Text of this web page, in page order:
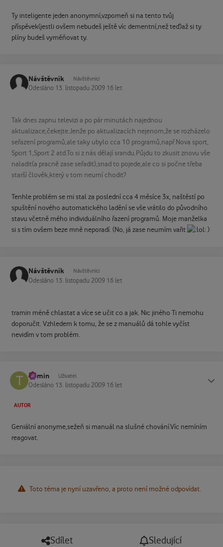
Ty inteligente jeden anonymní,vzpomeň si na tento tvůj
příspěvek(jestli ovšem nebudeš ještě víc dementní,než teď)až si ty
plíny budeš vyměňovat ty.
Návštěvník Návštěvníci
Odesláno 13. listopadu 2009 16 let
Tak dnes zapnu televizi a po pár minutách najednou
aktualizace,čekejte.Jenže po aktualizacích nejenom,že se rozházelo
seřazení programů,ale taky ubylo cca 10 programů,např.Nova sport,
Sport 1,Sport 2 atd.To si z nás dělají srandu.Půjdu to zkusit znovu vše
naladit(a pracně zase seřadit),snad to pojede,ale co si počne třeba
starší člověk,který v tom neumí chodit?
Tenhle problém se mi stal za poslední cca 4 měsíce 3x, naštěstí po
spuštění nového automatického ladění se vše vrátilo do původního
stavu včetně mého individuálního řazení programů. Moje manželka
si s tím ovšem beze mně neporadí. (No, já zase neumím vařit
)
Návštěvník Návštěvníci
Odesláno 13. listopadu 2009 16 let
tramin méně chlastat a více se učit co a jak. Nic jiného Ti nemohu
doporučit. Vzhledem k tomu, že se z manuálů dá tohle vyčíst
nevidím v tom problém.
tramin Uživatel
Odesláno 13. listopadu 2009 16 let
AUTOR
Geniální anonyme,sežeň si manuál na slušné chování.Víc nemíním
reagovat.
Toto téma je nyní uzavřeno, a proto není možné odpovídat.
Sdílet Sledující